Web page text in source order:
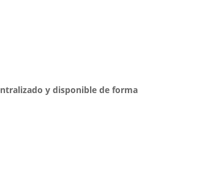
y disponible de forma